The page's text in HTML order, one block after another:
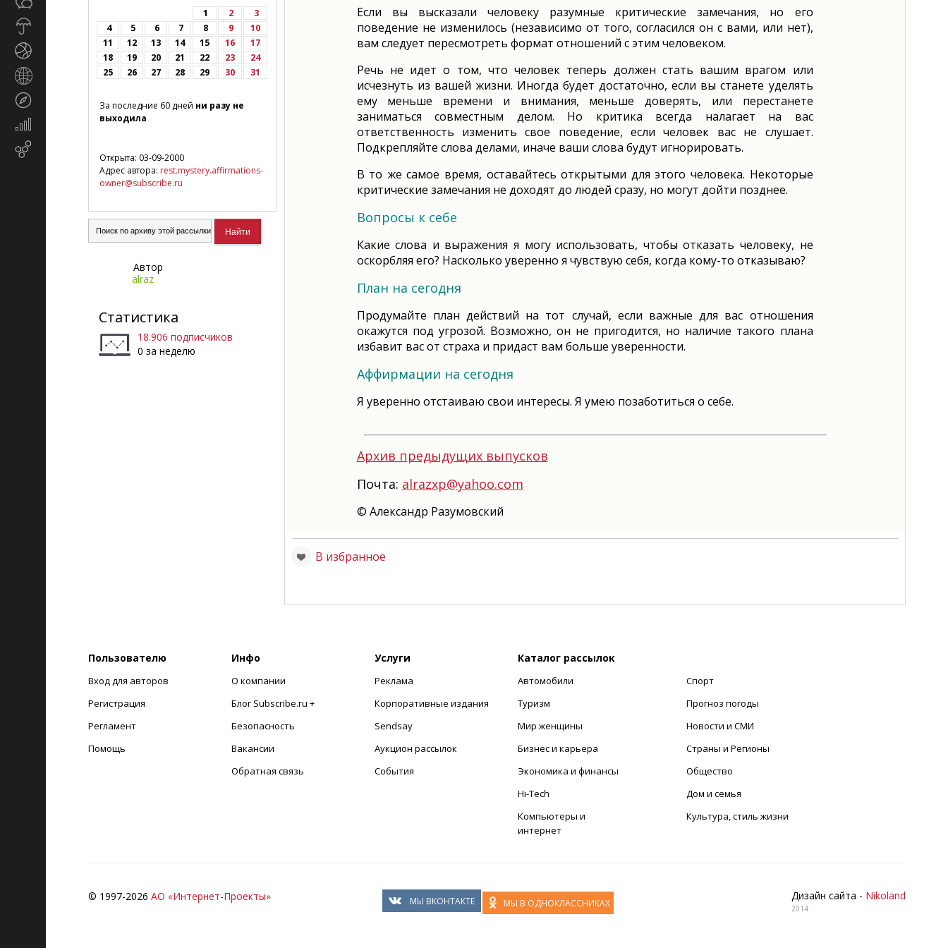
Экономика
маркетинг
1 2
3
4
5 6 7 8 9
10
11
12 13 14 15 16
17
18
19 20 21 22 23
24
25
26 27 28 29 30 31
За последние 60 дней ни разу не
выходила
Открыта: 03-09-2000
Адрес автора: rest.mystery.affirmations-
owner@subscribe.ru
Автор
alraz
Статистика
18.906 подписчиков
0 за неделю
Если вы высказали человеку разумные критические замечания, но его
поведение не изменилось (независимо от того, согласился он с вами, или нет),
вам следует пересмотреть формат отношений с этим человеком.
Речь не идет о том, что человек теперь должен стать вашим врагом или
исчезнуть из вашей жизни. Иногда будет достаточно, если вы станете уделять
ему меньше времени и внимания, меньше доверять, или перестанете
заниматься совместным делом. Но критика всегда налагает на вас
ответственность изменить свое поведение, если человек вас не слушает.
Подкрепляйте слова делами, иначе ваши слова будут игнорировать.
В то же самое время, оставайтесь открытыми для этого человека. Некоторые
критические замечания не доходят до людей сразу, но могут дойти позднее.
Вопросы к себе
Какие слова и выражения я могу использовать, чтобы отказать человеку, не
оскорбляя его? Насколько уверенно я чувствую себя, когда кому-то отказываю?
План на сегодня
Продумайте план действий на тот случай, если важные для вас отношения
окажутся под угрозой. Возможно, он не пригодится, но наличие такого плана
избавит вас от страха и придаст вам больше уверенности.
Аффирмации на сегодня
Я уверенно отстаиваю свои интересы. Я умею позаботиться о себе.
Архив предыдущих выпусков
Почта: alrazxp@yahoo.com
© Александр Разумовский
В избранное
Пользователю
Вход для авторов
Регистрация
Регламент
Помощь
Инфо
О компании
Блог Subscribe.ru +
Безопасность
Вакансии
Обратная связь
Услуги
Реклама
Корпоративные издания
Sendsay
Аукцион рассылок
События
Каталог рассылок
Автомобили
Туризм
Мир женщины
Бизнес и карьера
Экономика и финансы
Hi-Tech
Компьютеры и
интернет
Спорт
Прогноз погоды
Новости и СМИ
Страны и Регионы
Общество
Дом и семья
Культура, стиль жизни
© 1997-2026 АО «Интернет-Проекты» Дизайн сайта - Nikoland
2014
МЫ ВКОНТАКТЕ МЫ В ОДНОКЛАССНИКАХ